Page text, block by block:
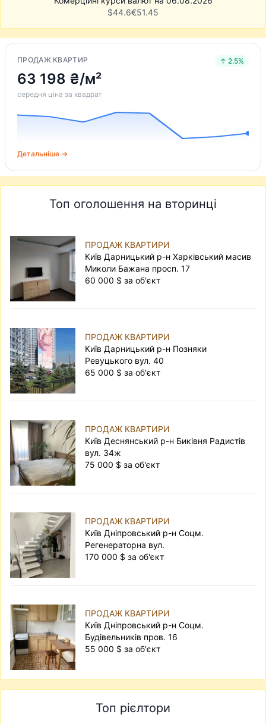
$44.6€51.45
ПРОДАЖ КВАРТИР ↑ 2.5%
63 198 ₴/м²
середня ціна за квадрат
Детальніше →
Топ оголошення на вторинці
ПРОДАЖ КВАРТИРИ
Київ Дарницький р-н Харківський масив
Миколи Бажана просп. 17
60 000 $ за об'єкт
ПРОДАЖ КВАРТИРИ
Київ Дарницький р-н Позняки
Ревуцького вул. 40
65 000 $ за об'єкт
ПРОДАЖ КВАРТИРИ
Київ Деснянський р-н Биківня Радистів
вул. 34ж
75 000 $ за об'єкт
ПРОДАЖ КВАРТИРИ
Київ Дніпровський р-н Соцм.
Регенераторна вул.
170 000 $ за об'єкт
ПРОДАЖ КВАРТИРИ
Київ Дніпровський р-н Соцм.
Будівельників пров. 16
55 000 $ за об'єкт
Топ рієлтори